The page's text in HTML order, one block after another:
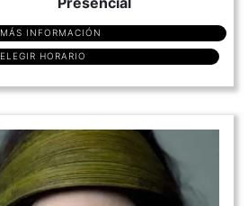
MÁS INFORMACIÓN
ELEGIR HORARIO